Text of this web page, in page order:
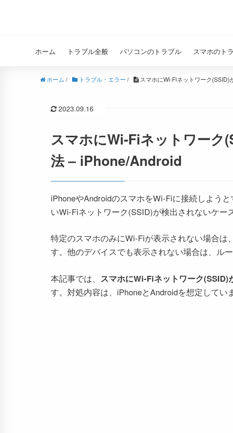
ホーム トラブル全般 パソコンのトラブル スマホのト
ホーム / トラブル・エラー / スマホにWi-Fiネットワーク(SSID)
2023.09.16
スマホにWi-Fiネットワーク
法 – iPhone/Android
iPhoneやAndroidのスマホをWi-Fiに接続しよう
いWi-Fiネットワーク(SSID)が検出されないケー
特定のスマホのみにWi-Fiが表示されない場合は
す。他のデバイスでも表示されない場合は、ル
本記事では、 スマホにWi-Fiネットワーク(SSID)
す。対処内容は、iPhoneとAndroidを想定していま